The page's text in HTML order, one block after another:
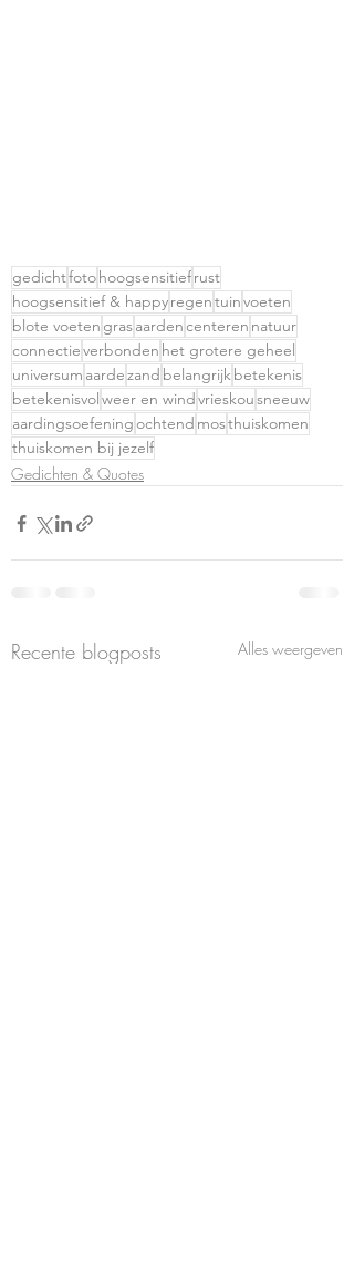
gedichtfotohoogsensitiefrust
hoogsensitief & happyregentuinvoeten
blote voeten grasaarden centeren natuur
connectieverbonden het grotere geheel
universum aardezand belangrijkbetekenis
betekenisvolweer en windvrieskousneeuw
aardingsoefening ochtend mosthuiskomen
thuiskomen bij jezelf
Gedichten & Quotes
Recente blogposts Alles weergeven